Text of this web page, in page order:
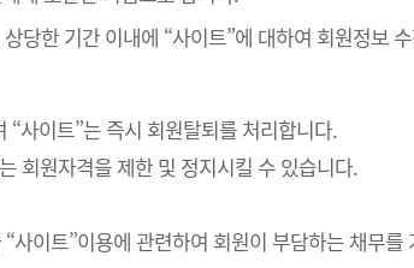
당한 기간 이내에 “사이트”에 대하여 회원정보
사이트”는 즉시 회원탈퇴를 처리합니다.
회원자격을 제한 및 정지시킬 수 있습니다.
사이트”이용에 관련하여 회원이 부담하는 채무